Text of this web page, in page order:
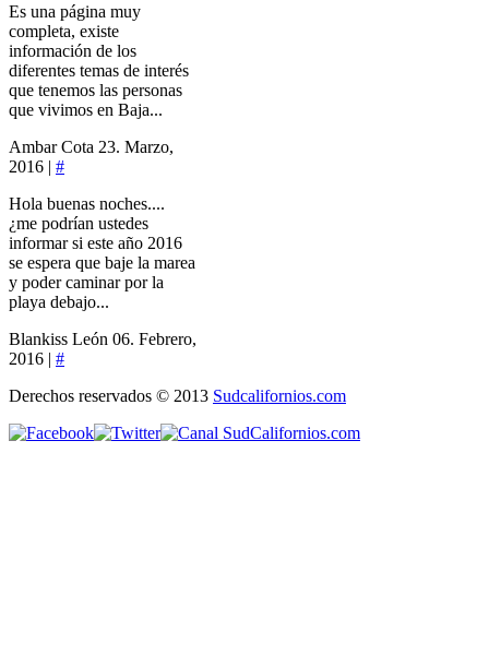
Es una página muy
completa, existe
información de los
diferentes temas de interés
que tenemos las personas
que vivimos en Baja...
Ambar Cota 23. Marzo,
2016 | #
Hola buenas noches....
¿me podrían ustedes
informar si este año 2016
se espera que baje la marea
y poder caminar por la
playa debajo...
Blankiss León 06. Febrero,
2016 | #
Derechos reservados © 2013 Sudcalifornios.com